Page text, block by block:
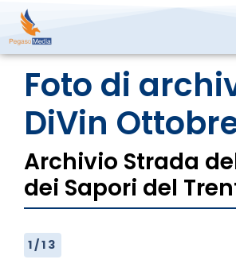
Foto di
DiVin
Archivio Strada
dei Sapori del
1 /13